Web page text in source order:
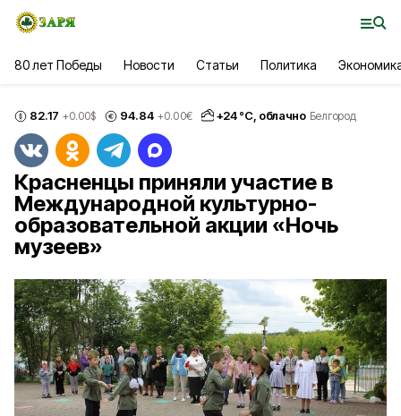
80 лет Победы Новости Статьи Политика
82.17 +0.00$ 94.84 +0.00€ +24°С, облачно Белгород
Красненцы приняли участие в
Международной культурно-
образовательной акции «Ночь
музеев»